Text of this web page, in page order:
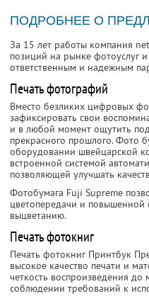
ПОДРОБНЕЕ О
За 15 лет работы компания
позиций на рынке фотоуслуг
ответственным и надежным
Печать фотографий
Вместо безликих цифровых
зафиксировать свои
и в любой момент ощутить
прекрасного прошлого. Фото
оборудовании швейцарской
встроенной системой
позволяющей улучшать
Фотобумага Fuji Supreme
цветопередачи и повышенной
выцветанию.
Печать фотокниг
Печать фотокниг Принтбук
высокое качество печати и
четкость воспроизведения
соблюдении требований к